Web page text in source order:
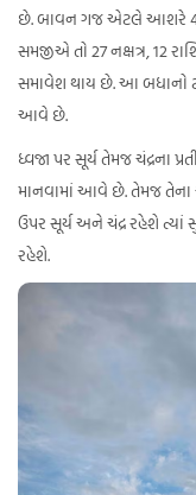
છે. બાવન ગજ એટલે આશરે
સમજીએ તો 27 નક્ષત્ર, 12
સમાવેશ થાય છે. આ બધાનો
આવે છે.
ધ્વજા પર સૂર્ય તેમજ ચંદ્રના
માનવામાં આવે છે. તેમજ તેના
ઉપર સૂર્ય અને ચંદ્ર રહેશે ત્યાં
રહેશે.